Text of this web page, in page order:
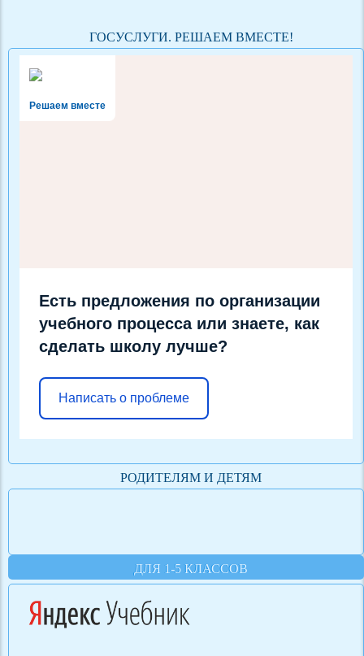
ГОСУСЛУГИ. РЕШАЕМ ВМЕСТЕ!
Решаем вместе
Есть предложения по организации
учебного процесса или знаете, как
сделать школу лучше?
Написать о проблеме
РОДИТЕЛЯМ И ДЕТЯМ
ДЛЯ 1-5 КЛАССОВ